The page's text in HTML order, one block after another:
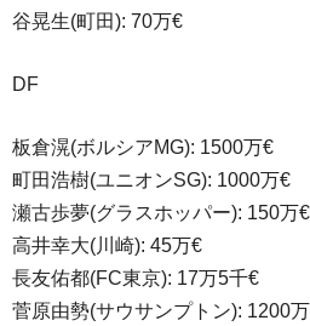
谷晃生(町田): 70万€
DF
板倉滉(ボルシアMG): 1500万€
町田浩樹(ユニオンSG): 1000万€
瀬古歩夢(グラスホッパー): 150万€
高井幸大(川崎): 45万€
長友佑都(FC東京): 17万5千€
菅原由勢(サウサンプトン): 1200